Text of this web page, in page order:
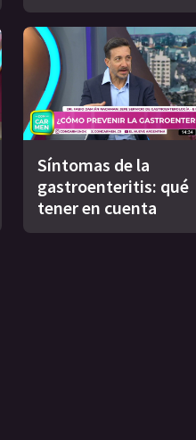
Síntomas de la
gastroenteritis: qué
tener en cuenta